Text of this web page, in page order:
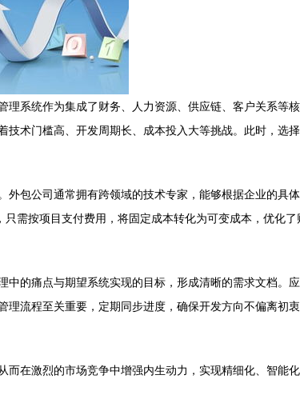
系统作为集成了财务、人力资源、供应链、客户关系等
术门槛高、开发周期长、成本投入大等挑战。此时，选
包公司通常拥有跨领域的技术专家，能够根据企业的具
需按项目支付费用，将固定成本转化为可变成本，优化
的痛点与期望系统实现的目标，形成清晰的需求文档。
流程至关重要，定期同步进度，确保开发方向不偏离初
在激烈的市场竞争中增强内生动力，实现精细化、智能